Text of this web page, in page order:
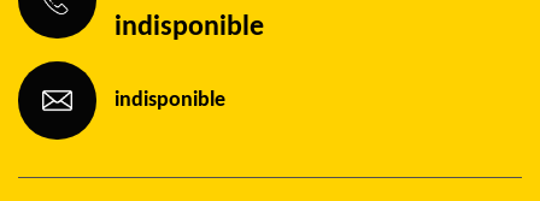
indisponible
indisponible